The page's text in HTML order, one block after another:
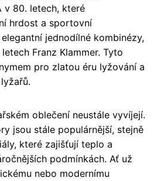
v 80. letech, které
hrdost a sportovní
jednodílné kombinézy,
Franz Klammer. Tyto
pro zlatou éru lyžování a
oblečení neustále vyvíjejí.
jsou stále populárnější, stejně
které zajišťují teplo a
podmínkách. Ať už
nebo modernímu